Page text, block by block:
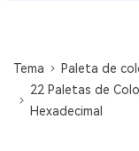
Tema
Paleta de
22 Paletas de
Hexadecimal